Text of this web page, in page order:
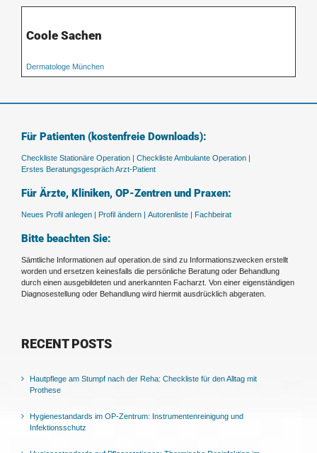
Coole Sachen
Dermatologe München
Für Patienten (kostenfreie Downloads):
Checkliste Stationäre Operation |
Checkliste Ambulante Operation |
Erstes Beratungsgespräch Arzt-Patient
Für Ärzte, Kliniken, OP-Zentren und Praxen:
Neues Profil anlegen | Profil ändern | Autorenliste | Fachbeirat
Bitte beachten Sie:
Sämtliche Informationen auf operation.de sind zu Informationszwecken erstellt
worden und ersetzen keinesfalls die persönliche Beratung oder Behandlung
durch einen ausgebildeten und anerkannten Facharzt. Von einer eigenständigen
Diagnosestellung oder Behandlung wird hiermit ausdrücklich abgeraten.
RECENT POSTS
Hautpflege am Stumpf nach der Reha: Checkliste für den Alltag mit
Prothese
Hygienestandards im OP-Zentrum: Instrumentenreinigung und
Infektionsschutz